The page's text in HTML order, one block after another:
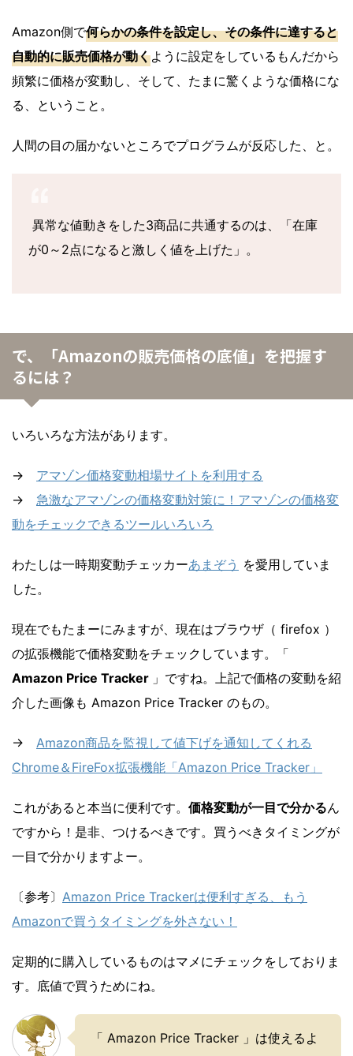
Amazon側で何らかの条件を設定し、その条件に達すると
自動的に販売価格が動くように設定をしているもんだから
頻繁に価格が変動し、そして、たまに驚くような価格にな
る、ということ。
人間の目の届かないところでプログラムが反応した、と。
異常な値動きをした3商品に共通するのは、「在庫
が0～2点になると激しく値を上げた」。
で、「Amazonの販売価格の底値」を把握す
るには？
いろいろな方法があります。
→ アマゾン価格変動相場サイトを利用する
→ 急激なアマゾンの価格変動対策に！アマゾンの価格変
動をチェックできるツールいろいろ
わたしは一時期変動チェッカーあまぞう を愛用していま
した。
現在でもたまーにみますが、現在はブラウザ（ firefox ）
の拡張機能で価格変動をチェックしています。「
Amazon Price Tracker 」ですね。上記で価格の変動を紹
介した画像も Amazon Price Tracker のもの。
→ Amazon商品を監視して値下げを通知してくれる
Chrome＆FireFox拡張機能「Amazon Price Tracker」
これがあると本当に便利です。 価格変動が一目で分かるん
ですから！是非、つけるべきです。買うべきタイミングが
一目で分かりますよー。
〔参考〕 Amazon Price Trackerは便利すぎる、もう
Amazonで買うタイミングを外さない！
定期的に購入しているものはマメにチェックをしておりま
す。底値で買うためにね。
「 Amazon Price Tracker 」は使えるよ